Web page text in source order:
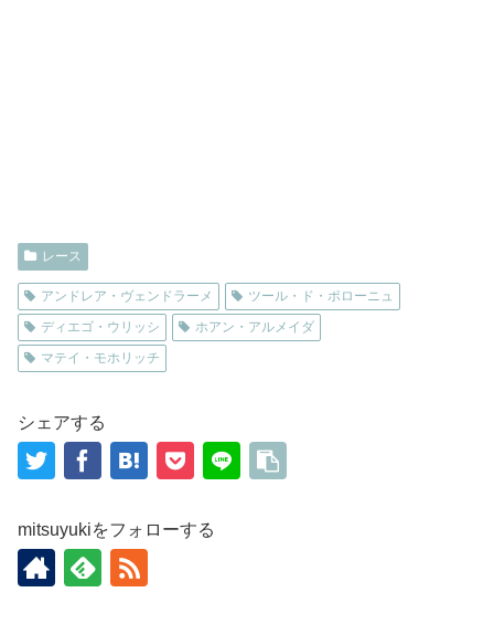
レース
アンドレア・ヴェンドラーメ
ツール・ド・ポローニュ
ディエゴ・ウリッシ
ホアン・アルメイダ
マテイ・モホリッチ
シェアする
mitsuyukiをフォローする